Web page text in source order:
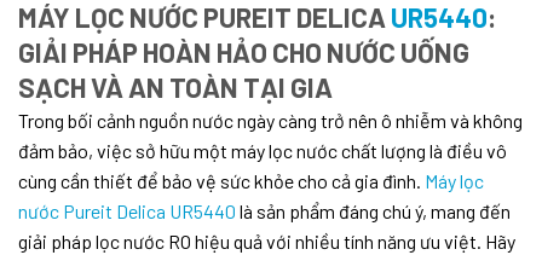
MÁY LỌC NƯỚC PUREIT DELICA UR5440:
GIẢI PHÁP HOÀN HẢO CHO NƯỚC UỐNG
SẠCH VÀ AN TOÀN TẠI GIA
Trong bối cảnh nguồn nước ngày càng trở nên ô nhiễm và không
đảm bảo, việc sở hữu một máy lọc nước chất lượng là điều vô
cùng cần thiết để bảo vệ sức khỏe cho cả gia đình. Máy lọc
nước Pureit Delica UR5440 là sản phẩm đáng chú ý, mang đến
giải pháp lọc nước RO hiệu quả với nhiều tính năng ưu việt. Hãy